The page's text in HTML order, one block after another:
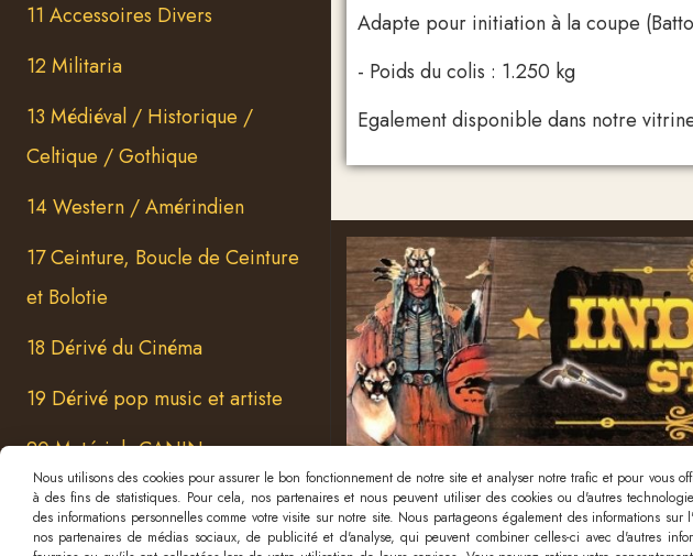
11 Accessoires Divers
12 Militaria
13 Médiéval / Historique /
Celtique / Gothique
14 Western / Amérindien
17 Ceinture, Boucle de Ceinture
et Bolotie
18 Dérivé du Cinéma
19 Dérivé pop music et artiste
20 Matériels CANIN
21 Mug / Flasque / Verre &
Tapis de souris
Adapte pour initiation à la coupe
- Poids du colis : 1.250 kg
Egalement disponible dans notre
Nous utilisons des cookies pour assurer le bon fonctionnement de notre site et analyser notre trafic et pour vous
à des fins de statistiques. Pour cela, nos partenaires et nous peuvent utiliser des cookies ou d'autres
des informations personnelles comme votre visite sur notre site. Nous partageons également des informations sur
nos partenaires de médias sociaux, de publicité et d'analyse, qui peuvent combiner celles-ci avec d'autres